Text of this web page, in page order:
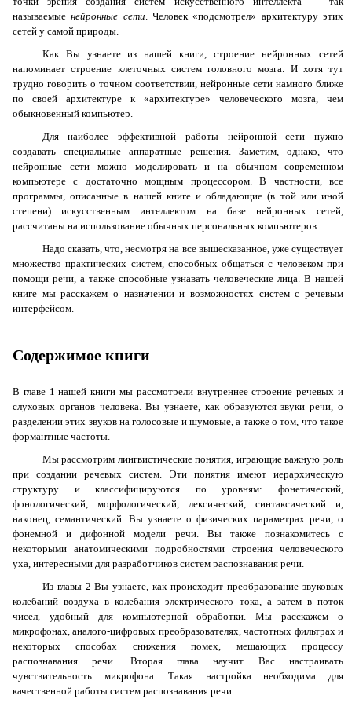
называемыенейронные сети. Человек «подсмотрел» архитектуру этих
сетей у самой природы.
Как Вы узнаете из нашей книги, строение нейронных сетей
напоминает строение клеточных систем головного мозга. И хотя тут
трудно говорить о точном соответствии, нейронные сети намного ближе
по своей архитектуре к «архитектуре» человеческого мозга, чем
обыкновенный компьютер.
Для наиболее эффективной работы нейронной сети нужно
создавать специальные аппаратные решения. Заметим, однако, что
нейронные сети можно моделировать и на обычном современном
компьютере с достаточно мощным процессором. В частности, все
программы, описанные в нашей книге и обладающие (в той или иной
степени) искусственным интеллектом на базе нейронных сетей,
рассчитаны на использование обычных персональных компьютеров.
Надо сказать, что, несмотря на все вышесказанное, уже существует
множество практических систем, способных общаться с человеком при
помощи речи, а также способные узнавать человеческие лица. В нашей
книге мы расскажем о назначении и возможностях систем с речевым
интерфейсом.
Содержимое книги
В главе 1 нашей книги мы рассмотрели внутреннее строение речевых и
слуховых органов человека. Вы узнаете, как образуются звуки речи, о
разделении этих звуков на голосовые и шумовые, а также о том, что такое
формантные частоты.
Мы рассмотрим лингвистические понятия, играющие важную роль
при создании речевых систем. Эти понятия имеют иерархическую
структуру и классифицируются по уровням: фонетический,
фонологический, морфологический, лексический, синтаксический и,
наконец, семантический. Вы узнаете о физических параметрах речи, о
фонемной и дифонной модели речи. Вы также познакомитесь с
некоторыми анатомическими подробностями строения человеческого
уха, интересными для разработчиков систем распознавания речи.
Из главы 2 Вы узнаете, как происходит преобразование звуковых
колебаний воздуха в колебания электрического тока, а затем в поток
чисел, удобный для компьютерной обработки. Мы расскажем о
микрофонах, аналого-цифровых преобразователях, частотных фильтрах и
некоторых способах снижения помех, мешающих процессу
распознавания речи. Вторая глава научит Вас настраивать
чувствительность микрофона. Такая настройка необходима для
качественной работы систем распознавания речи.